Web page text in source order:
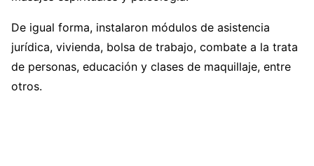
De igual forma, instalaron módulos de asistencia
jurídica, vivienda, bolsa de trabajo, combate a la trata
de personas, educación y clases de maquillaje, entre
otros.